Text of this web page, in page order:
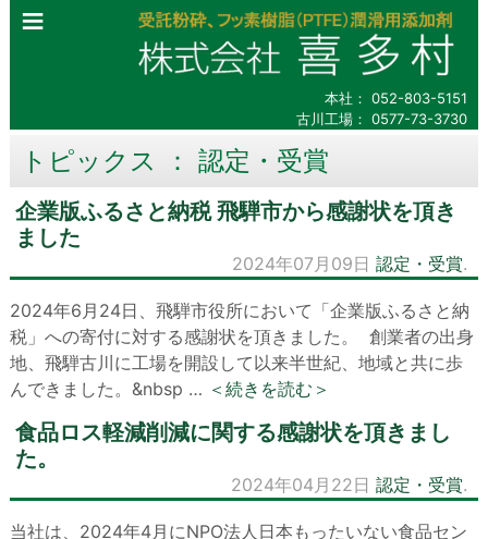
本社：052-803-5151
古川工場：0577-73-3730
トピックス ： 認定・受賞
企業版ふるさと納税 飛騨市から感謝状を頂き
ました
2024年07月09日 認定・受賞.
2024年6月24日、飛騨市役所において「企業版ふるさと納
税」への寄付に対する感謝状を頂きました。 創業者の出身
地、飛騨古川に工場を開設して以来半世紀、地域と共に歩
んできました。&nbsp … ＜続きを読む＞
食品ロス軽減削減に関する感謝状を頂きまし
た。
2024年04月22日 認定・受賞.
当社は、2024年4月にNPO法人日本もったいない食品セン